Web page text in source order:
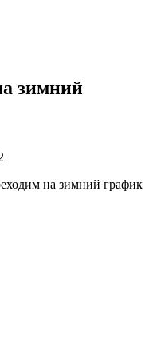
зимний
на зимний график